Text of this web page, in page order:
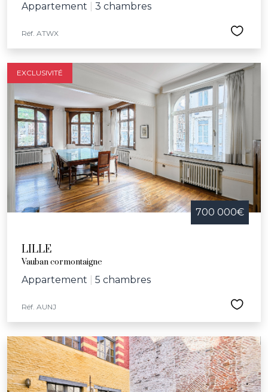
Appartement 3 chambres
Réf. ATWX
EXCLUSIVITÉ
700 000€
LILLE
Vauban cormontaigne
Appartement 5 chambres
Réf. AUNJ